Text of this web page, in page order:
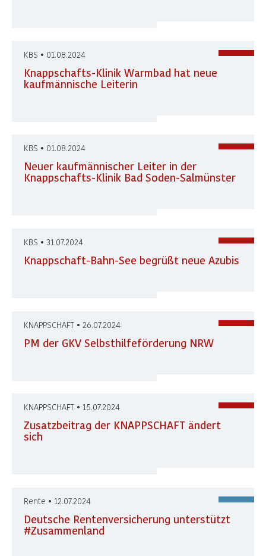
KBS • 01.08.2024
Knappschafts-Klinik Warmbad hat neue
kaufmännische Leiterin
KBS • 01.08.2024
Neuer kaufmännischer Leiter in der
Knappschafts-Klinik Bad Soden-Salmünster
KBS • 31.07.2024
Knappschaft-Bahn-See begrüßt neue Azubis
KNAPPSCHAFT • 26.07.2024
PM der GKV Selbsthilfeförderung NRW
KNAPPSCHAFT • 15.07.2024
Zusatzbeitrag der KNAPPSCHAFT ändert
sich
Rente • 12.07.2024
Deutsche Rentenversicherung unterstützt
#Zusammenland